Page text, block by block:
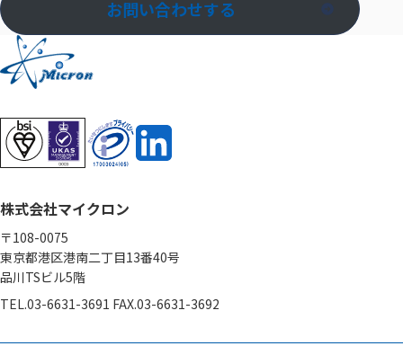
お問い合わせする
株式会社マイクロン
〒108-0075
東京都港区港南二丁目13番40号
品川TSビル5階
TEL.03-6631-3691 FAX.03-6631-3692